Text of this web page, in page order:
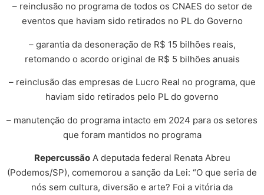
– ⁠reinclusão no programa de todos os CNAES do setor de
eventos que haviam sido retirados no PL do Governo
– ⁠garantia da desoneração de R$ 15 bilhões reais,
retomando o acordo original de R$ 5 bilhões anuais
– ⁠reinclusão das empresas de Lucro Real no programa, que
haviam sido retirados pelo PL do governo
– ⁠manutenção do programa intacto em 2024 para os setores
que foram mantidos no programa
RepercussãoA deputada federal Renata Abreu
(Podemos/SP), comemorou a sanção da Lei: “O que seria de
nós sem cultura, diversão e arte? Foi a vitória da